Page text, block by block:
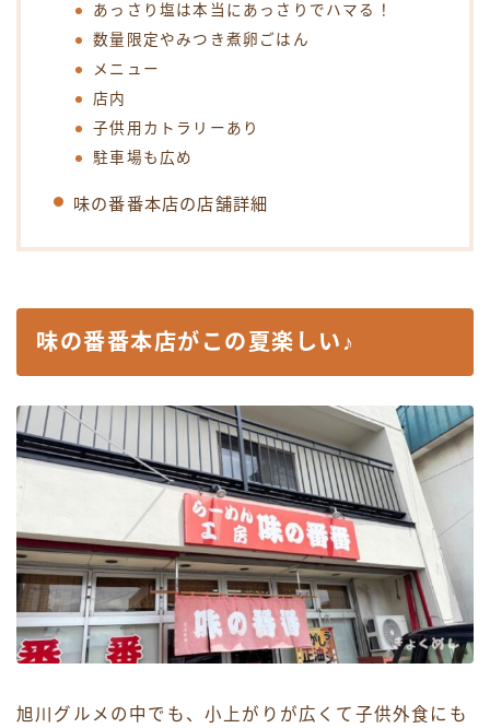
あっさり塩は本当にあっさりでハマる！
数量限定やみつき煮卵ごはん
メニュー
店内
子供用カトラリーあり
駐車場も広め
味の番番本店の店舗詳細
味の番番本店がこの夏楽しい♪
旭川グルメの中でも、小上がりが広くて子供外食にも